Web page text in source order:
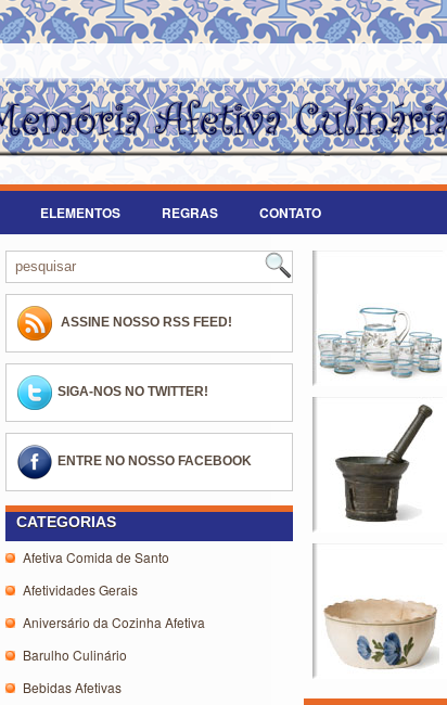
ELEMENTOS REGRAS CONTATO
ASSINE NOSSO RSS FEED!
SIGA-NOS NO TWITTER!
ENTRE NO NOSSO FACEBOOK
CATEGORIAS
Afetiva Comida de Santo
Afetividades Gerais
Aniversário da Cozinha Afetiva
Barulho Culinário
Bebidas Afetivas